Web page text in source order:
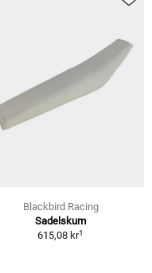
Blackbird Racing
Sadelskum
615,08 kr1